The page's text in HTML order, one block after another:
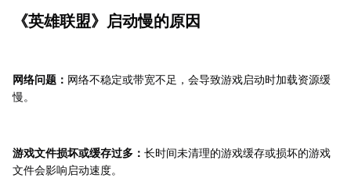
《英雄联盟》启动慢的原因
网络问题： 网络不稳定或带宽不足，会导致游戏启动时加载资源缓
慢。
游戏文件损坏或缓存过多： 长时间未清理的游戏缓存或损坏的游戏
文件会影响启动速度。